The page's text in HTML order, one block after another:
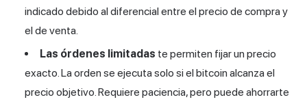
indicado debido al diferencial entre el precio de compra y
el de venta.
Las órdenes limitadas te permiten fijar un precio
exacto. La orden se ejecuta solo si el bitcoin alcanza el
precio objetivo. Requiere paciencia, pero puede ahorrarte